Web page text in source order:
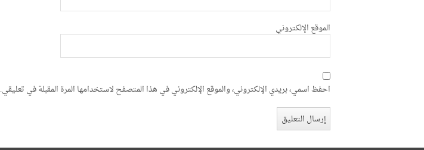
الموقع الإلكتروني
احفظ اسمي، بريدي الإلكتروني، والموقع الإلكتروني في هذا المتصفح لاستخدامها المرة المقبلة في تعليقي.